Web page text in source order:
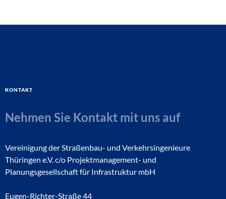
Kontakt
Nehmen Sie Kontakt mit uns auf
Vereinigung der Straßenbau- und Verkehrsingenieure
Thüringen e.V. c/o Projektmanagement- und
Planungsgesellschaft für Infrastruktur mbH
Eugen-Richter-Straße 44